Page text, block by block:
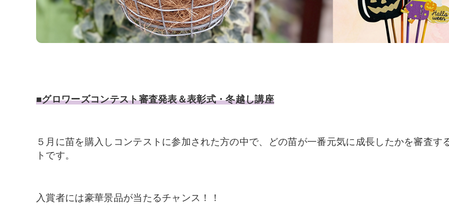
■グロワーズコンテスト審査発表＆表彰式・冬越し講座
５月に苗を購入しコンテストに参加された方の中で、どの苗が一番元気に成長したかを審査す
トです。
入賞者には豪華景品が当たるチャンス！！